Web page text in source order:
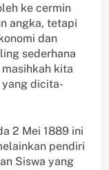
ke cermin
angka, tetapi
dan
sederhana
kita
yang dicita-
2 Mei 1889 ini
pendiri
Siswa yang